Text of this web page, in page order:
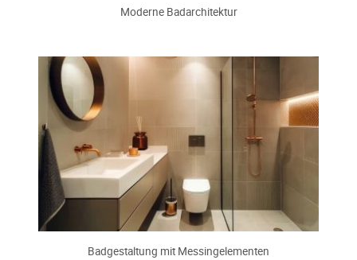
Moderne Badarchitektur
Badgestaltung mit Messingelementen